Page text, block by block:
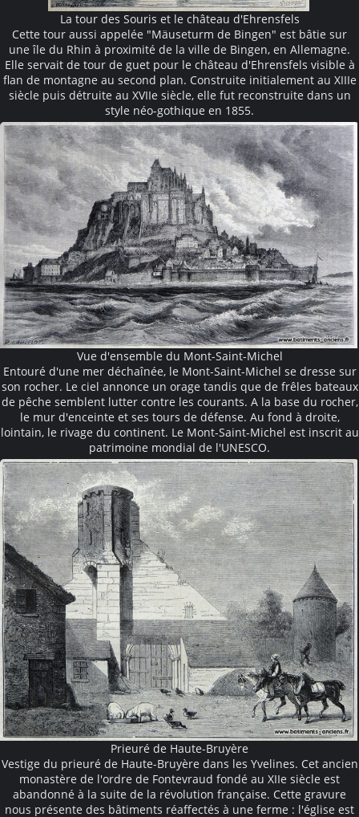
La tour des Souris et le château d'Ehrensfels
Cette tour aussi appelée "Mäuseturm de Bingen" est bâtie sur
une île du Rhin à proximité de la ville de Bingen, en Allemagne.
Elle servait de tour de guet pour le château d'Ehrensfels visible à
flan de montagne au second plan. Construite initialement au XIIIe
siècle puis détruite au XVIIe siècle, elle fut reconstruite dans un
style néo-gothique en 1855.
Vue d'ensemble du Mont-Saint-Michel
Entouré d'une mer déchaînée, le Mont-Saint-Michel se dresse sur
son rocher. Le ciel annonce un orage tandis que de frêles bateaux
de pêche semblent lutter contre les courants. A la base du rocher,
le mur d'enceinte et ses tours de défense. Au fond à droite,
lointain, le rivage du continent. Le Mont-Saint-Michel est inscrit au
patrimoine mondial de l'UNESCO.
Prieuré de Haute-Bruyère
Vestige du prieuré de Haute-Bruyère dans les Yvelines. Cet ancien
monastère de l'ordre de Fontevraud fondé au XIIe siècle est
abandonné à la suite de la révolution française. Cette gravure
nous présente des bâtiments réaffectés à une ferme : l'église est